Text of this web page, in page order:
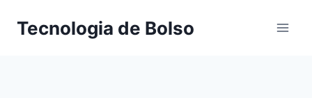
Tecnologia de Bolso